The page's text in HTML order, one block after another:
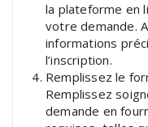
la plateforme en
votre demande.
informations
l’inscription.
Remplissez le
Remplissez
demande en